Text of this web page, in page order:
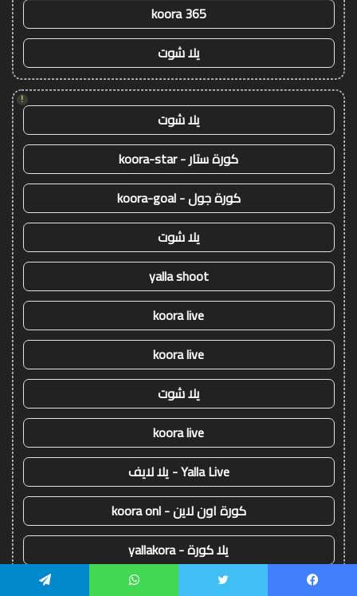
koora 365
يلا شوت
!
يلا شوت
كورة ستار - koora-star
كورة جول - koora-goal
يلا شوت
yalla shoot
koora live
koora live
يلا شوت
koora live
Yalla Live - يلا لايف
كورة اون لاين - koora onl
يلا كورة - yallakora
كورة 365 - kooora 365